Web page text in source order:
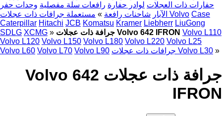
حفارات ذات العجلات لوادر حفارة رافعات سلة مفصلية وحدات حفر
الآبار شاحنات رافعة » مستعملة جرافات ذات عجلات Volvo Case
Caterpillar Hitachi JCB Komatsu Kramer Liebherr LiuGong
SDLG XCMG » جرافة ذات عجلات Volvo 642 IFRON Volvo L110
Volvo L120 Volvo L150 Volvo L180 Volvo L220 Volvo L25
Volvo L60 Volvo L70 Volvo L90 جرافات ذات عجلات Volvo L30 »
جرافة ذات عجلات Volvo 642
IFRON